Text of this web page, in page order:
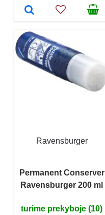
Ravensburger
Permanent Conserver
Ravensburger 200 ml
turime prekyboje (10)